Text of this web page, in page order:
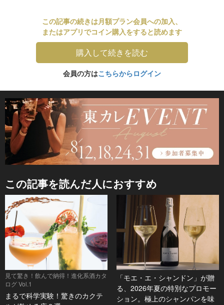
この記事の続きは月額プラン会員への加入、
またはアプリでコイン購入をすると読めます
購入して続きを読む
会員の方はこちらからログイン
この記事を読んだ人におすすめ
見て驚き！飲んで納得！進化系酒カタ
ログ Vol.1
まるで科学実験！驚きのカクテ
「モエ・エ・シャンドン」が贈
る、2026年夏の特別なプロモー
ション。極上のシャンパンを味